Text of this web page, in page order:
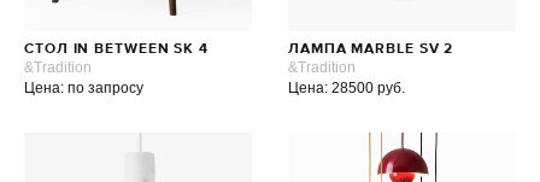
СТОЛ IN BETWEEN SK 4
&Tradition
Цена: по запросу
ЛАМПА MARBLE SV 2
&Tradition
Цена: 28500 руб.